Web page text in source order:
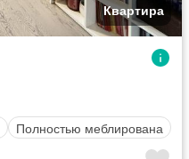
Квартира
Полностью меблирована